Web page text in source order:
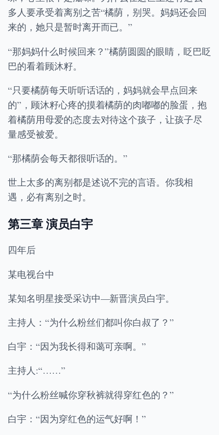
多人要承受着离别之苦“橘荫，别哭。妈妈还会回
来的，她只是暂时离开而已。”
“那妈妈什么时候回来？”橘荫圆圆的眼睛，眨巴眨
巴的看着顾沐籽。
“只要橘荫每天听听话话的，妈妈就会早点回来
的”，顾沐籽心疼的摸着橘荫的肉嘟嘟的脸蛋，抱
着橘荫用母爱的态度去对待这个孩子，让孩子尽
量感受被爱。
“那橘荫会每天都很听话的。”
世上太多的离别都是述说不完的言语。你我相
遇，必有离别之时。
第三章 演员白宇
四年后
某电视台中
某知名明星接受采访中—新晋演员白宇。
主持人：“为什么粉丝们都叫你白叔了？”
白宇：“因为我长得和蔼可亲啊。”
主持人:“……”
“为什么粉丝喊你穿秋裤就得穿红色的？”
白宇：“因为穿红色的运气好啊！”